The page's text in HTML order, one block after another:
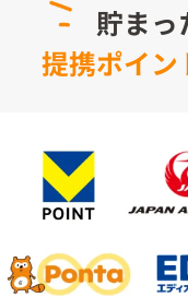
貯ま
提携ポイン